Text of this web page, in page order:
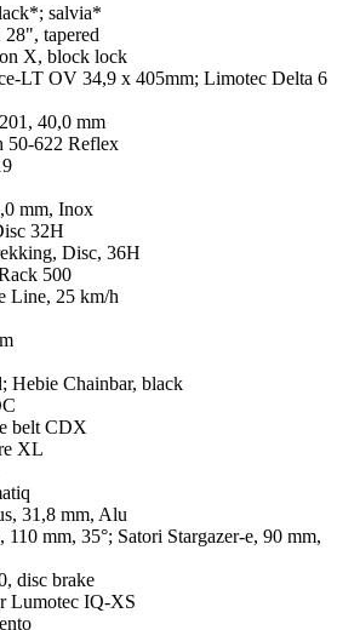
salvia*
tapered
X, block lock
LT OV 34,9 x 405mm; Limotec Delta 6
40,0 mm
50-622 Reflex
mm, Inox
32H
Disc, 36H
500
Line, 25 km/h
Hebie Chainbar, black
belt CDX
XL
31,8 mm, Alu
110 mm, 35°; Satori Stargazer-e, 90 mm,
disc brake
Lumotec IQ-XS